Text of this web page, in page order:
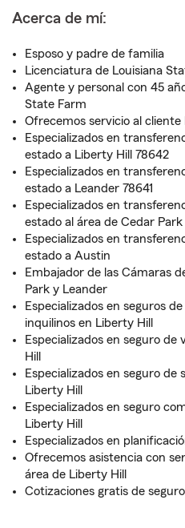
Acerca de mí:
Esposo y padre de familia
Licenciatura de Louisiana
Agente y personal con 45
State Farm
Ofrecemos servicio al cliente
Especializados en
estado a Liberty Hill 78642
Especializados en
estado a Leander 78641
Especializados en
estado al área de Cedar Park
Especializados en
estado a Austin
Embajador de las Cámaras
Park y Leander
Especializados en seguros
inquilinos en Liberty Hill
Especializados en seguro de
Hill
Especializados en seguro de
Liberty Hill
Especializados en seguro
Liberty Hill
Especializados en
Ofrecemos asistencia con
área de Liberty Hill
Cotizaciones gratis de